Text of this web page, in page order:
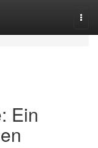
Ein